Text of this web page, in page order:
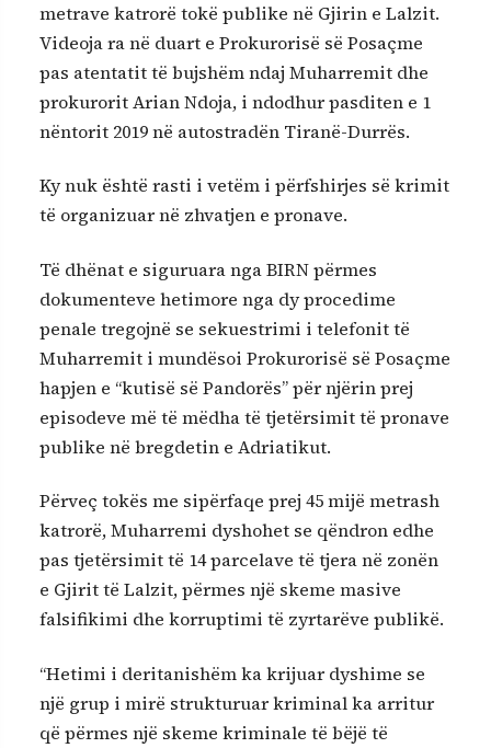
metrave katrorë tokë publike në Gjirin e Lalzit.
Videoja ra në duart e Prokurorisë së Posaçme
pas atentatit të bujshëm ndaj Muharremit dhe
prokurorit Arian Ndoja, i ndodhur pasditen e 1
nëntorit 2019 në autostradën Tiranë-Durrës.
Ky nuk është rasti i vetëm i përfshirjes së krimit
të organizuar në zhvatjen e pronave.
Të dhënat e siguruara nga BIRN përmes
dokumenteve hetimore nga dy procedime
penale tregojnë se sekuestrimi i telefonit të
Muharremit i mundësoi Prokurorisë së Posaçme
hapjen e “kutisë së Pandorës” për njërin prej
episodeve më të mëdha të tjetërsimit të pronave
publike në bregdetin e Adriatikut.
Përveç tokës me sipërfaqe prej 45 mijë metrash
katrorë, Muharremi dyshohet se qëndron edhe
pas tjetërsimit të 14 parcelave të tjera në zonën
e Gjirit të Lalzit, përmes një skeme masive
falsifikimi dhe korruptimi të zyrtarëve publikë.
“Hetimi i deritanishëm ka krijuar dyshime se
një grup i mirë strukturuar kriminal ka arritur
që përmes një skeme kriminale të bëjë të